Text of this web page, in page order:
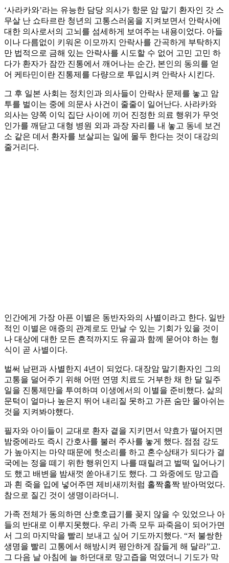
‘사라카와’라는 유능한 담당 의사가 항문 암 말기 환자인 갓 스
무살 난 쇼타르란 청년의 고통스러움을 지켜보면서 안락사에
대한 의사로서의 고뇌를 섬세하게 보여주는 내용이었다. 아들
이나 다름없이 키워온 이모까지 안락사를 간곡하게 부탁하지
만 법적으로 금해 있는 안락사를 시도할 수 없어 고민 고민 하
다가 환자가 잠깐 진통에서 깨어나는 순간, 본인의 동의를 얻
어 케타민이란 진통제를 다량으로 투입시켜 안락사 시킨다.
그 후 일본 사회는 정치인과 의사들이 안락사 문제를 놓고 암
투를 벌이는 중에 의문사 사건이 줄줄이 일어난다. 사라카와
의사는 양쪽 이익 집단 사이에 끼어 진정한 의료 행위가 무엇
인가를 깨닫고 대형 병원 외과 과장 자리를 내 놓고 동네 보건
소 같은 데서 환자를 보살피는 일에 몰두 한다는 것이 대강의
줄거리다.
인간에게 가장 아픈 이별은 동반자와의 사별이라고 한다. 일반
적인 이별은 애증의 관계로도 만날 수 있는 기회가 있을 것이
나 대상에 대한 모든 흔적까지도 유골과 함께 묻어야 하는 형
식이 곧 사별이다.
벌써 남편과 사별한지 4년이 되었다. 대장암 말기환자인 그의
고통을 덜어주기 위해 어떤 연명 치료도 거부한 채 한 달 일주
일을 진통제만을 투여하며 이생에서의 이별을 준비했다. 삶의
문턱이 얼마나 높은지 뛰어 내리질 못하고 가픈 숨만 몰아쉬는
것을 지켜봐야했다.
필자와 아이들이 교대로 환자 곁을 지키면서 약효가 떨어지면
밤중에라도 즉시 간호사를 불러 주사를 놓게 했다. 점점 강도
가 높아지는 마약 때문에 헛소리를 하고 혼수상태가 되다가 결
국에는 정을 떼기 위한 행위인지 나를 때릴려고 벌떡 일어나기
도 했고 배변을 밤새껏 쏟아내기도 했다. 그 와중에도 망고즙
과 흰 죽을 입에 넣어주면 제비새끼처럼 홀짝홀짝 받아먹었다.
참으로 질긴 것이 생명이라더니.
가족 전체가 동의하면 산호호급기를 꽂지 않을 수 있었으나 아
들의 반대로 이루지못했다. 우리 가족 모두 파죽음이 되어가면
서 그의 마지막을 빨리 보내고 싶어 기도까지했다. “저 불쌍한
생명을 빨리 고통에서 해방시켜 평안하게 잠들게 해 달라”고.
그 다음 날 아침에 늘 하던대로 망고즙을 먹였더니 기도가 막